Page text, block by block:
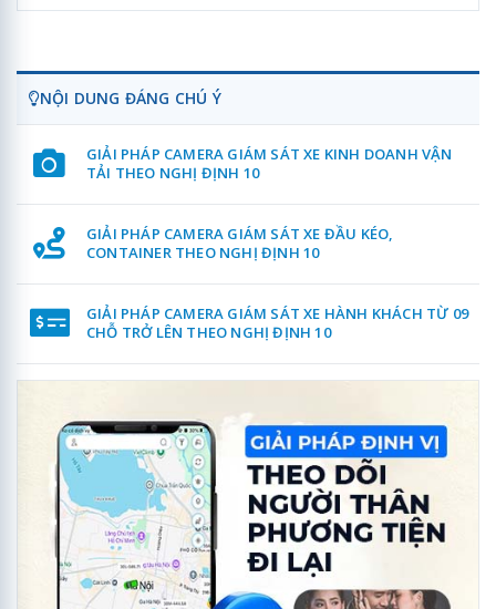
NỘI DUNG ĐÁNG CHÚ Ý
GIẢI PHÁP CAMERA GIÁM SÁT XE KINH DOANH VẬN
TẢI THEO NGHỊ ĐỊNH 10
GIẢI PHÁP CAMERA GIÁM SÁT XE ĐẦU KÉO,
CONTAINER THEO NGHỊ ĐỊNH 10
GIẢI PHÁP CAMERA GIÁM SÁT XE HÀNH KHÁCH TỪ 09
CHỖ TRỞ LÊN THEO NGHỊ ĐỊNH 10